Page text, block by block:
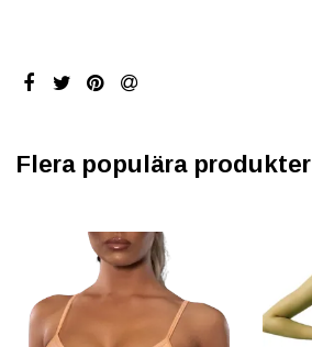
Flera populära produkter